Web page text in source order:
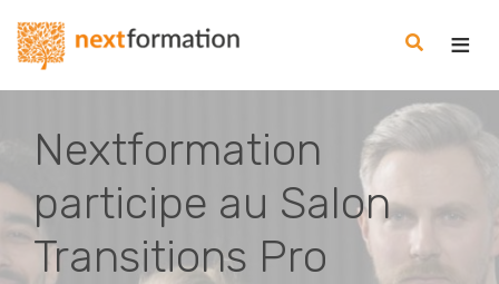
Nextformation
Nextformation
participe au Salon
Transitions Pro